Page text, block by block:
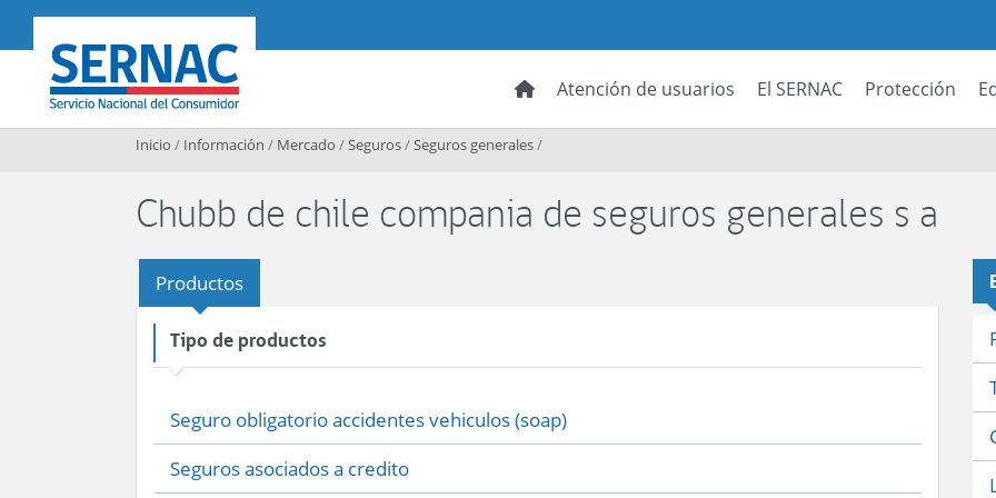
SERNAC
Atención de usuarios El SERNAC Protección
Inicio / Información / Mercado /Seguros/Seguros generales/
Chubb de chile compania de seguros generales s a
Productos
Tipo de productos
Seguro obligatorio accidentes vehiculos (soap)
Seguros asociados a credito